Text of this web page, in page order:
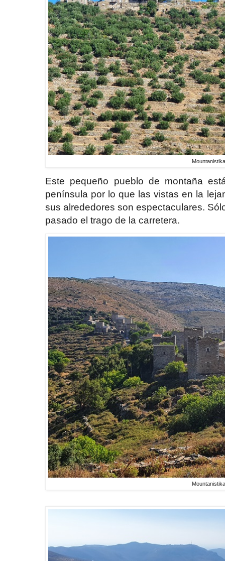
Este pequeño pueblo de montaña
península por lo que las vistas en la
sus alrededores son espectaculares.
pasado el trago de la carretera.